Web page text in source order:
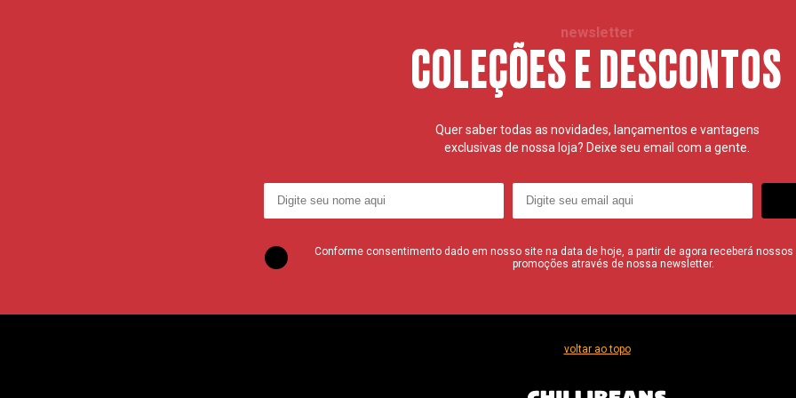
newsletter
COLEÇÕES E DESCONTOS
Quer saber todas as novidades, lançamentos e vantagens
exclusivas de nossa loja? Deixe seu email com a gente.
Conforme consentimento dado em nosso site na data de hoje, a partir de agora receberá
promoções através de nossa newsletter.
voltar ao topo